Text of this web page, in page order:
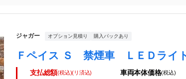
ジャガー オプション見積り 購入パックあり
支払総額(税込)(リ済込) 車両本体価格(税込)